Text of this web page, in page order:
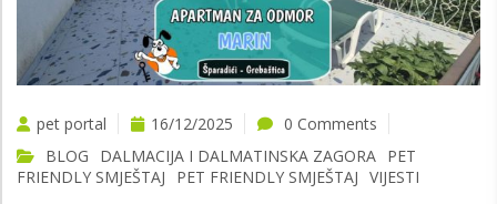
pet portal 16/12/2025
0 Comments
BLOG
DALMACIJA I DALMATINSKA ZAGORA PET
FRIENDLY SMJEŠTAJ
PET FRIENDLY SMJEŠTAJ VIJESTI